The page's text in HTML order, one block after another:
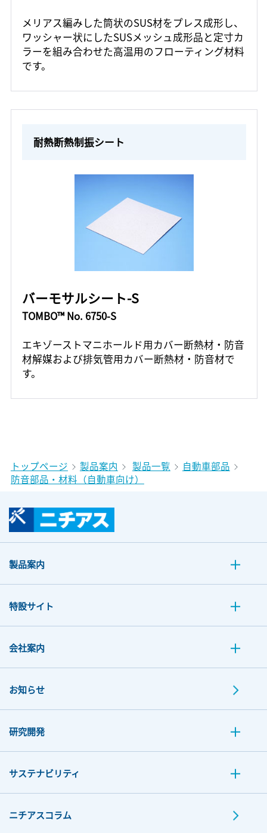
メリアス編みした筒状のSUS材をプレス成形し、
ワッシャー状にしたSUSメッシュ成形品と定寸カ
ラーを組み合わせた高温用のフローティング材料
です。
耐熱断熱制振シート
バーモサルシート-S
TOMBO™ No. 6750-S
エキゾーストマニホールド用カバー断熱材・防音
材解媒および排気管用カバー断熱材・防音材で
す。
トップページ 製品案内 製品一覧
自動車部品
防音部品・材料（自動車向け）
製品案内
特設サイト
会社案内
お知らせ
研究開発
サステナビリティ
ニチアスコラム